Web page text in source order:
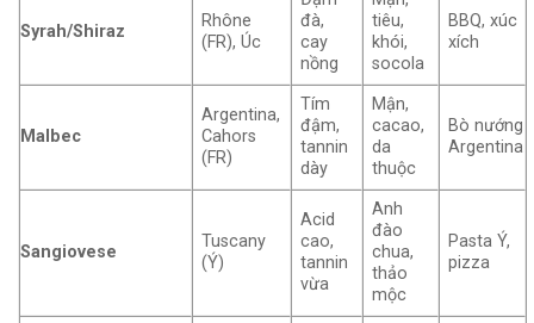
Syrah/Shiraz
Rhône
(FR), Úc
đà,
cay
nồng
tiêu,
khói,
socola
BBQ, xúc
xích
Malbec
Argentina,
Cahors
(FR)
Tím
đậm,
tannin
dày
Mận,
cacao,
da
thuộc
Bò nướng
Argentina
Sangiovese
Tuscany
(Ý)
Acid
cao,
tannin
vừa
Anh
đào
chua,
thảo
mộc
Pasta Ý,
pizza